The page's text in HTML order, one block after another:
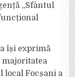
„Sfântul
își exprimă
majoritatea
local Focșani a